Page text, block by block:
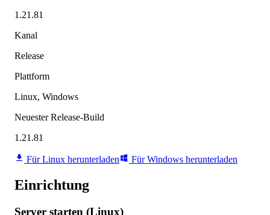
1.21.81
Kanal
Release
Plattform
Linux, Windows
Neuester Release-Build
1.21.81
Für Linux herunterladen Für Windows herunterladen
Einrichtung
Server starten (Linux)